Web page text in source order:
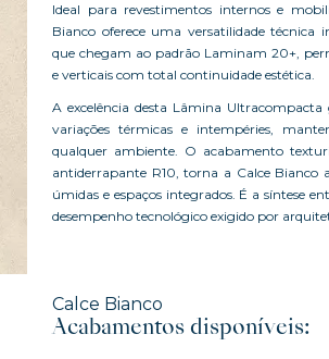
Ideal para revestimentos internos e
Bianco oferece uma versatilidade técnica
que chegam ao padrão Laminam 20+,
e verticais com total continuidade estética.
A excelência desta Lâmina Ultracompacta
variações térmicas e intempéries,
qualquer ambiente. O acabamento
antiderrapante R10, torna a Calce Bianco
úmidas e espaços integrados. É a síntese
desempenho tecnológico exigido por
Calce Bianco
Acabamentos disponíveis: